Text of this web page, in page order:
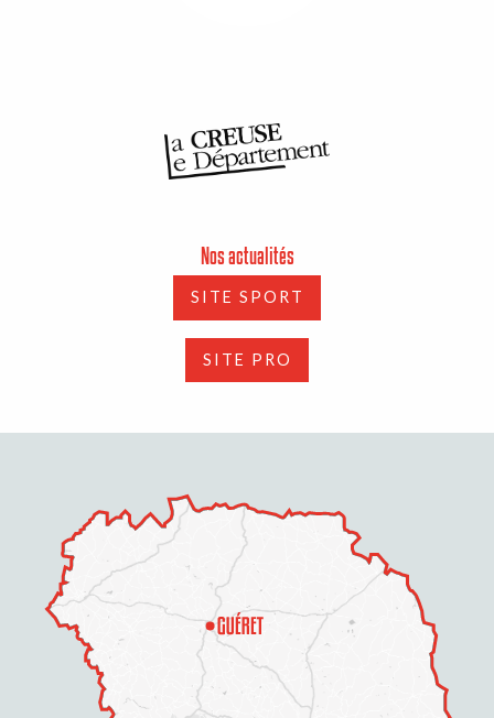
Nos actualités
SITE SPORT
SITE PRO